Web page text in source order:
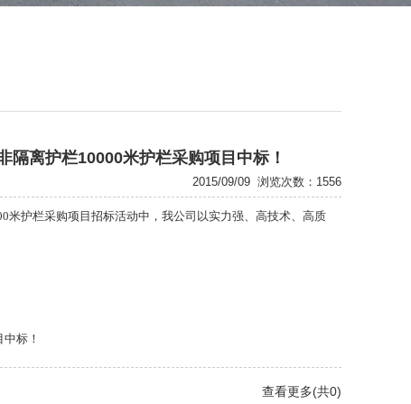
离护栏10000米护栏采购项目中标！
浏览次数：1556
2015/09/09
米护栏采购项目招标活动中，我公司以实力强、高技术、高质
标！
查看更多(共0)